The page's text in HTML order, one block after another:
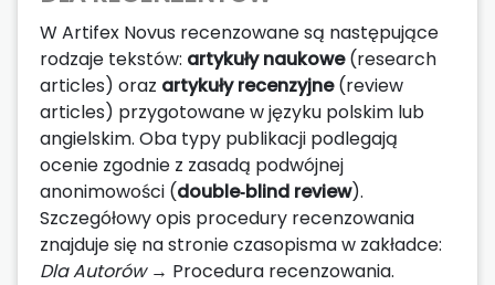
W Artifex Novus recenzowane są następujące
rodzaje tekstów: artykuły naukowe(research
articles) oraz artykuły recenzyjne(review
articles) przygotowane w języku polskim lub
angielskim. Oba typy publikacji podlegają
ocenie zgodnie z zasadą podwójnej
anonimowości (double‑blind review).
Szczegółowy opis procedury recenzowania
znajduje się na stronie czasopisma w zakładce:
Dla Autorów→ Procedura recenzowania.